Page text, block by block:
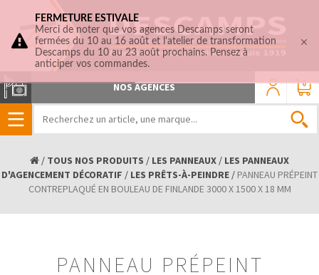
0
NOS AGENCES
/ TOUS NOS PRODUITS / LES PANNEAUX / LES PANNEAUX
D'AGENCEMENT DÉCORATIF / LES PRÊTS-À-PEINDRE / PANNEAU PRÉPEINT
CONTREPLAQUÉ EN BOULEAU DE FINLANDE 3000 X 1500 X 18 MM
PANNEAU PRÉPEINT
FERMETURE ESTIVALE
Merci de noter que vos agences Descamps seront
fermées du 10 au 16 août et l'atelier de transformation
Descamps du 10 au 23 août prochains. Pensez à
anticiper vos commandes.